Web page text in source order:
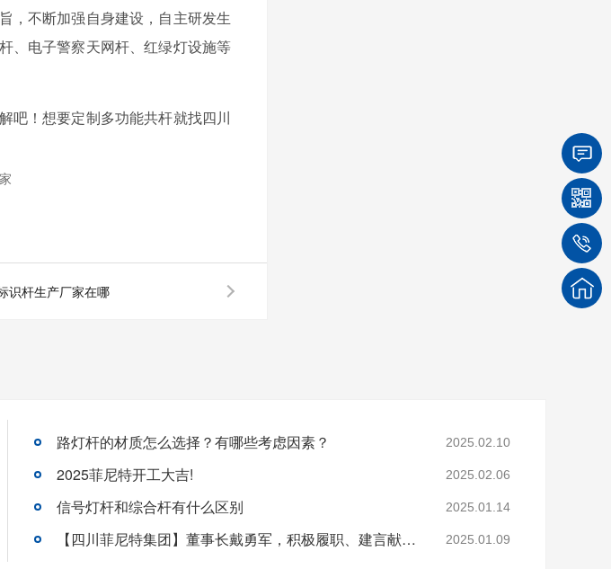
，不断加强自身建设，自主研发生
、电子警察天网杆、红绿灯设施等
吧！想要定制多功能共杆就找四川
识杆生产厂家在哪
路灯杆的材质怎么选择？有哪些考虑因素？ 2025.02.10
2025菲尼特开工大吉! 2025.02.06
信号灯杆和综合杆有什么区别 2025.01.14
【四川菲尼特集团】董事长戴勇军，积极履职、建言献策，传递青白江区 "两会"好声音！ 2025.01.09